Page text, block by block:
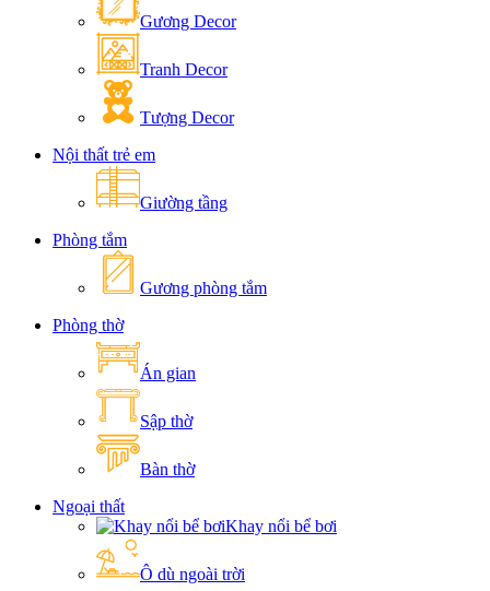
Gương Decor
Tranh Decor
Tượng Decor
Nội thất trẻ em
Giường tầng
Phòng tắm
Gương phòng tắm
Phòng thờ
Án gian
Sập thờ
Bàn thờ
Ngoại thất
Khay nổi bể bơi
Ô dù ngoài trời